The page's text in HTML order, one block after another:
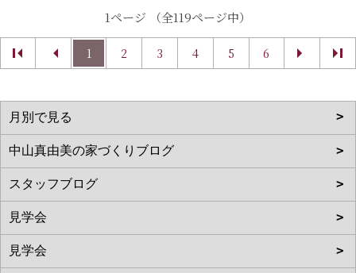
1ページ （全119ページ中）
1 2 3 4 5 6